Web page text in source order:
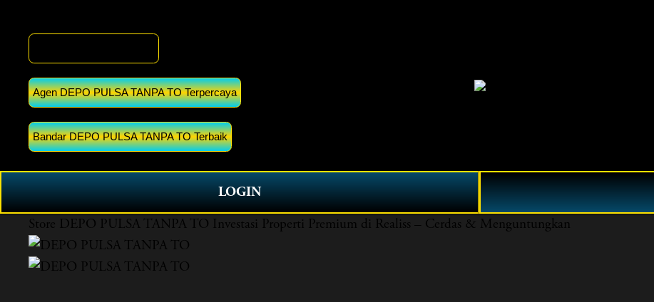
Agen DEPO PULSA TANPA TO Terpercaya
Bandar DEPO PULSA TANPA TO Terbaik
LOGIN
Store DEPO PULSA TANPA TO Investasi Properti Premium di Realiss – Cerdas & Menguntungkan